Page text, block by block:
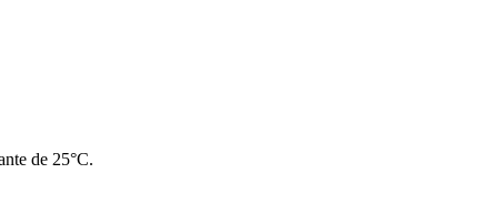
de 25°C.